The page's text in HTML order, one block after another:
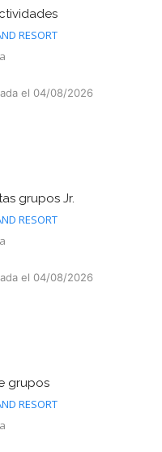
RESORT
el 04/08/2026
grupos Jr.
RESORT
el 04/08/2026
grupos
RESORT